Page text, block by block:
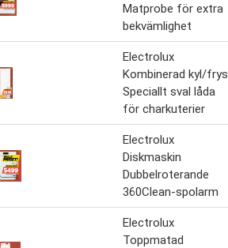
Matprobe för extra
bekvämlighet
Electrolux
Kombinerad kyl/frys
Speciallt sval låda
för charkuterier
Electrolux
Diskmaskin
Dubbelroterande
360Clean-spolarm
Electrolux
Toppmatad